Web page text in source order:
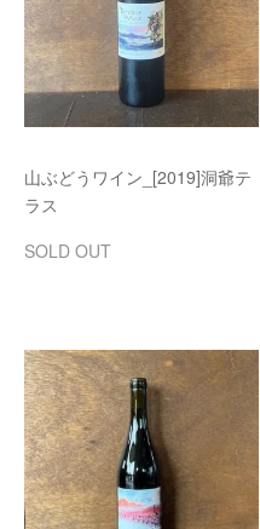
山ぶどうワイン_[2019]洞爺テ
ラス
SOLD OUT